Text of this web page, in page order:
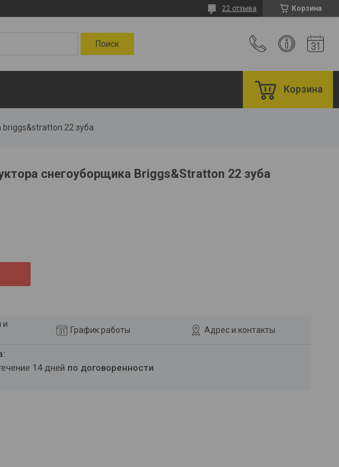
Корзина
22 отзыва
Корзина
briggs&stratton 22 зуба
снегоуборщика Briggs&Stratton 22 зуба
и
График работы Адрес и контакты
14 дней по договоренности